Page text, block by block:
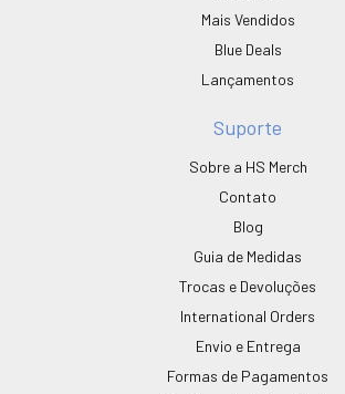
Mais Vendidos
Blue Deals
Lançamentos
Suporte
Sobre a HS Merch
Contato
Blog
Guia de Medidas
Trocas e Devoluções
International Orders
Envio e Entrega
Formas de Pagamentos